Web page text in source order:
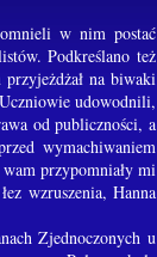
w nim postać
Podkreślano też
na biwaki
udowodnili,
od publiczności, a
wymachiwaniem
przypomniały mi
wzruszenia, Hanna
Zjednoczonych u